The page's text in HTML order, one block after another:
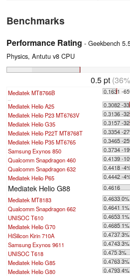
Benchmarks
Performance Rating - Geekbench
Physics, Antutu v8 CPU
0.5 pt
Mediatek MT8766B 0.1631 -
Mediatek Helio A25
0.3082 -
Mediatek Helio P23 MT6763V
0.3136 -
Mediatek Helio G35
0.3157 -
Mediatek Helio P22T MT8768T
0.3354 -
Mediatek Helio P35 MT6765
0.3465 -
Samsung Exynos 850
0.3734 -
Qualcomm Snapdragon 460
0.4139 -
Qualcomm Snapdragon 632
0.4418 -
Mediatek Helio P65
0.4442 -
Mediatek Helio G88
0.4616
Mediatek MT8183
0.4633 0%
Qualcomm Snapdragon 662
0.4641 1%
UNISOC T610
0.4653 1%
Mediatek Helio G70
0.4685 1%
HiSilicon Kirin 710A
0.4737 3%
Samsung Exynos 9611
0.4743 3%
UNISOC T618
0.475 3%
Mediatek Helio G85
0.4763 3%
Mediatek Helio G80
0.4793 4%